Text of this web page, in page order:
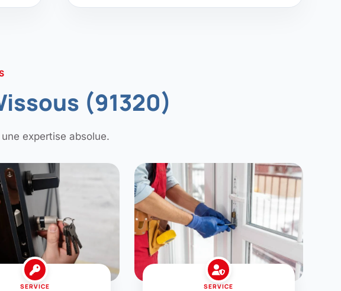
(91320)
expertise absolue.
SERVICE SERVICE